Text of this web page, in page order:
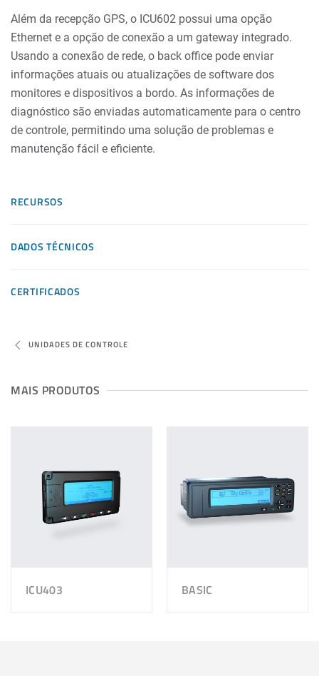
Além da recepção GPS, o ICU602 possui uma opção
Ethernet e a opção de conexão a um gateway integrado.
Usando a conexão de rede, o back office pode enviar
informações atuais ou atualizações de software dos
monitores e dispositivos a bordo. As informações de
diagnóstico são enviadas automaticamente para o centro
de controle, permitindo uma solução de problemas e
manutenção fácil e eficiente.
RECURSOS
DADOS TÉCNICOS
CERTIFICADOS
UNIDADES DE CONTROLE
MAIS PRODUTOS
ICU403 BASIC